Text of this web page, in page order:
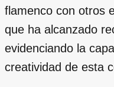
flamenco con otros
que ha alcanzado
evidenciando la
creatividad de esta